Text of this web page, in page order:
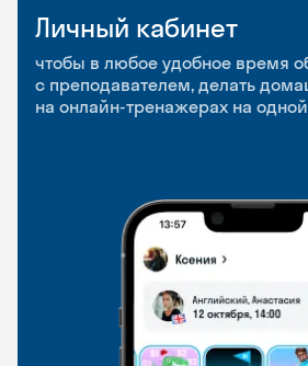
Личный кабинет
чтобы в любое удобное время
с преподавателем, делать
на онлайн-тренажерах на
Мобильное
приложение
чтобы заниматься и изучать
и когда удобно
Разговорные клубы
и Talks
Групповые занятия для
и индивидуальные встречи с